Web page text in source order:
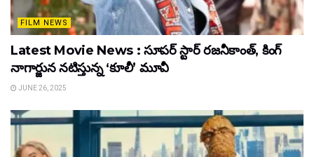
FILM NEWS
Latest Movie News : సూపర్ స్టార్ రజనీకాంత్, కింగ్
నాగార్జున నటిస్తున్న ‘కూలీ’ మూవీ
JUNE 26, 2025